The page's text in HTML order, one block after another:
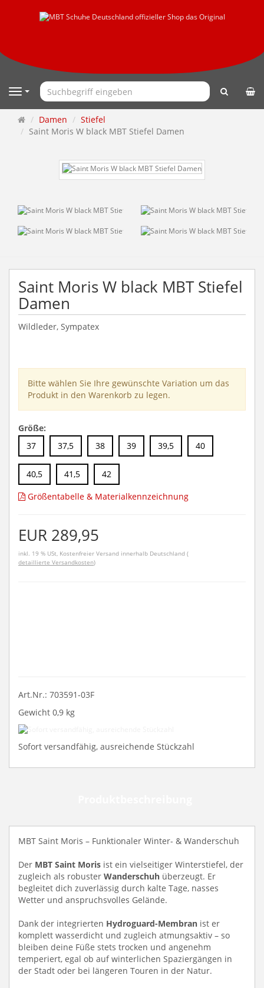
Navigation Suchen
Startseite
Damen
Stiefel
Saint Moris W black MBT Stiefel Damen
Saint Moris W black MBT Stiefel
Damen
Wildleder, Sympatex
Bitte wählen Sie Ihre gewünschte Variation um das
Produkt in den Warenkorb zu legen.
Größe:
37
37,5 38 39 39,5 40
40,5 41,5
42
Größentabelle & Materialkennzeichnung
EUR 289,95
inkl. 19 % USt, Kostenfreier Versand innerhalb Deutschland (
detaillierte Versandkosten)
Art.Nr.: 703591-03F
Gewicht 0,9 kg
ausreichende
Sofort versandfähig, ausreichende Stückzahl
MBT Saint Moris – Funktionaler Winter- & Wanderschuh
Der MBT Saint Moris ist ein vielseitiger Winterstiefel, der
zugleich als robuster Wanderschuh überzeugt. Er
begleitet dich zuverlässig durch kalte Tage, nasses
Wetter und anspruchsvolles Gelände.
Dank der integrierten Hydroguard-Membran ist er
komplett wasserdicht und zugleich atmungsaktiv – so
bleiben deine Füße stets trocken und angenehm
temperiert, egal ob auf winterlichen Spaziergängen in
der Stadt oder bei längeren Touren in der Natur.